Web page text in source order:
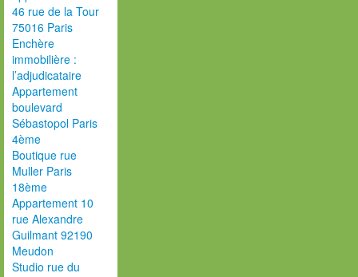
46 rue de la Tour
75016 Paris
Enchère
immobilière :
l’adjudicataire
Appartement
boulevard
Sébastopol Paris
4ème
Boutique rue
Muller Paris
18ème
Appartement 10
rue Alexandre
Guilmant 92190
Meudon
Studio rue du